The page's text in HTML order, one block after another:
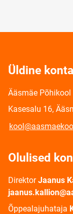
Üldine
Ääsmäe Põhikool
Kasesalu 16,
Olulised
Direktor Jaanus
Õppealajuhataja